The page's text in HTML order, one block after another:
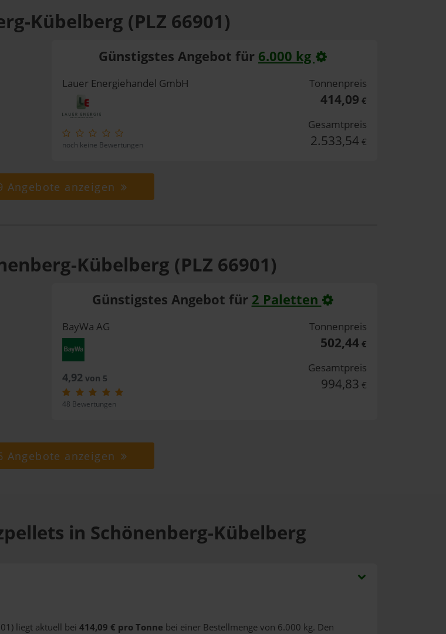
Kübelberg (PLZ 66901)
Günstigstes Angebot für 6.000 kg
Lauer Energiehandel GmbH
noch keine Bewertungen
Tonnenpreis
414,09 €
Gesamtpreis
2.533,54 €
Angebote anzeigen
Kübelberg (PLZ 66901)
Günstigstes Angebot für 2 Paletten
BayWa AG
4,92von 5
48 Bewertungen
Tonnenpreis
502,44€
Gesamtpreis
994,83 €
Angebote anzeigen
in Schönenberg-Kübelberg
liegt aktuell bei 414,09 € pro Tonne bei einer Bestellmenge von 6.000 kg. Den